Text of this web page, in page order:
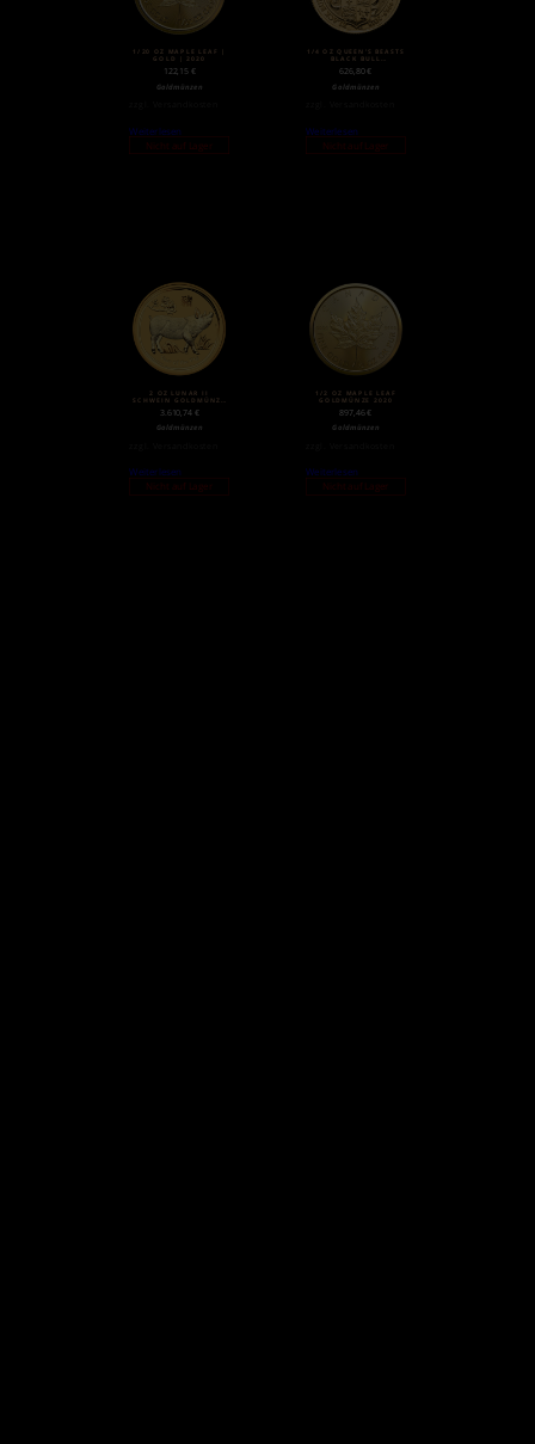
1/20 OZ MAPLE LEAF |
GOLD | 2020
122,15 €
Goldmünzen
Weiterlesen
Nicht auf Lager
1/4 OZ QUEEN’S BEASTS
BLACK BULL
626,80€
Goldmünzen
Weiterlesen
Nicht auf Lager
2 OZ LUNAR II
SCHWEIN GOLDMÜNZE
3.610,74 €
Goldmünzen
Weiterlesen
Nicht auf Lager
1/2 OZ MAPLE LEAF
GOLDMÜNZE 2020
897,46€
Goldmünzen
Weiterlesen
Nicht auf Lager